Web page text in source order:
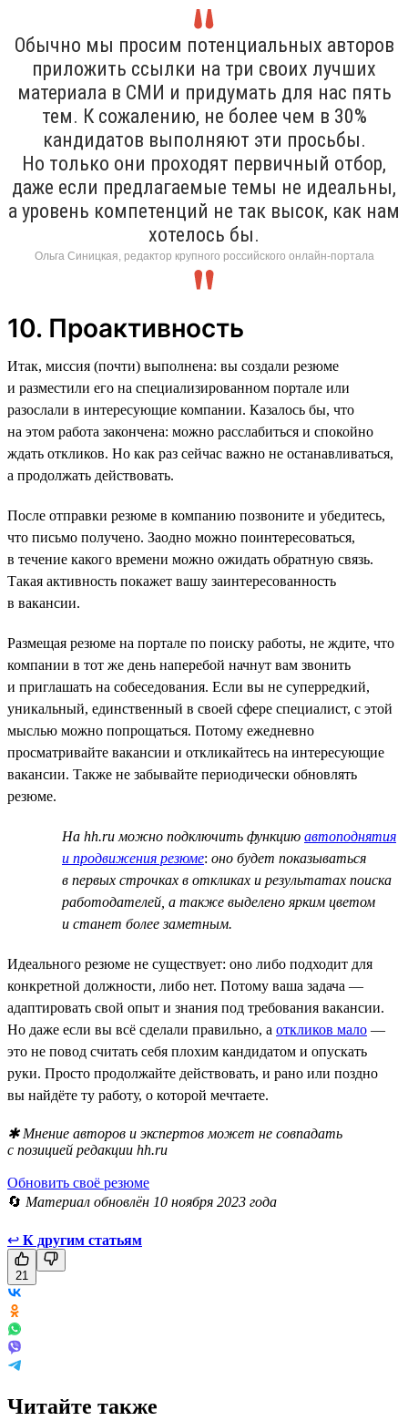
Обычно мы просим потенциальных авторов
приложить ссылки на три своих лучших
материала в СМИ и придумать для нас пять
тем. К сожалению, не более чем в 30%
кандидатов выполняют эти просьбы.
Но только они проходят первичный отбор,
даже если предлагаемые темы не идеальны,
а уровень компетенций не так высок, как нам
хотелось бы.
Ольга Синицкая, редактор крупного российского онлайн-портала
10. Проактивность
Итак, миссия (почти) выполнена: вы создали резюме
и разместили его на специализированном портале или
разослали в интересующие компании. Казалось бы, что
на этом работа закончена: можно расслабиться и спокойно
ждать откликов. Но как раз сейчас важно не останавливаться,
а продолжать действовать.
После отправки резюме в компанию позвоните и убедитесь,
что письмо получено. Заодно можно поинтересоваться,
в течение какого времени можно ожидать обратную связь.
Такая активность покажет вашу заинтересованность
в вакансии.
Размещая резюме на портале по поиску работы, не ждите, что
компании в тот же день наперебой начнут вам звонить
и приглашать на собеседования. Если вы не суперредкий,
уникальный, единственный в своей сфере специалист, с этой
мыслью можно попрощаться. Потому ежедневно
просматривайте вакансии и откликайтесь на интересующие
вакансии. Также не забывайте периодически обновлять
резюме.
На hh.ru можно подключить функцию автоподнятия
и продвижения резюме: оно будет показываться
в первых строчках в откликах и результатах поиска
работодателей, а также выделено ярким цветом
и станет более заметным.
Идеального резюме не существует: оно либо подходит для
конкретной должности, либо нет. Потому ваша задача —
адаптировать свой опыт и знания под требования вакансии.
Но даже если вы всё сделали правильно, а откликов мало —
это не повод считать себя плохим кандидатом и опускать
руки. Просто продолжайте действовать, и рано или поздно
вы найдёте ту работу, о которой мечтаете.
✱ Мнение авторов и экспертов может не совпадать
с позицией редакции hh.ru
Обновить своё резюме
🔄 Материал обновлён 10 ноября 2023 года
↩ К другим статьям
21
Читайте также